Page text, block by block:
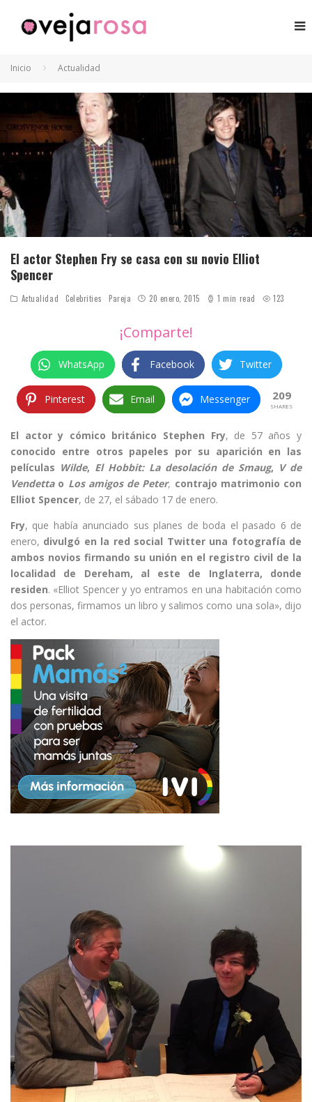
Inicio Actualidad
El actor Stephen Fry se casa con su novio Elliot
Spencer
Actualidad Celebrities Pareja 20 enero, 2015 1 min read 123
¡Comparte!
WhatsApp Facebook Twitter
Pinterest Email Messenger 209
SHARES
El actor y cómico británico Stephen Fry, de 57 años y
conocido entre otros papeles por su aparición en las
películas Wilde, El Hobbit: La desolación de Smaug, V de
Vendettao Los amigos de Peter, contrajo matrimonio con
Elliot Spencer, de 27, el sábado 17 de enero.
Fry, que había anunciado sus planes de boda el pasado 6 de
enero, divulgó en la red social Twitter una fotografía de
ambos novios firmando su unión en el registro civil de la
localidad de Dereham, al este de Inglaterra, donde
residen. «Elliot Spencer y yo entramos en una habitación como
dos personas, firmamos un libro y salimos como una sola», dijo
el actor.